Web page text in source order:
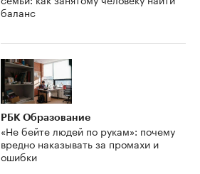
баланс
РБК Образование
«Не бейте людей по рукам»: почему
вредно наказывать за промахи и
ошибки